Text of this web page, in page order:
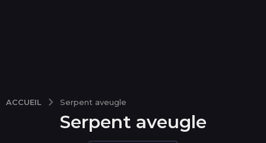
ACCUEIL Serpent aveugle
Serpent aveugle